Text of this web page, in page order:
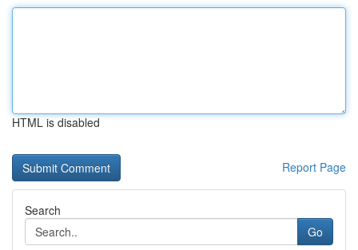
HTML is disabled
Report Page
Search
Go